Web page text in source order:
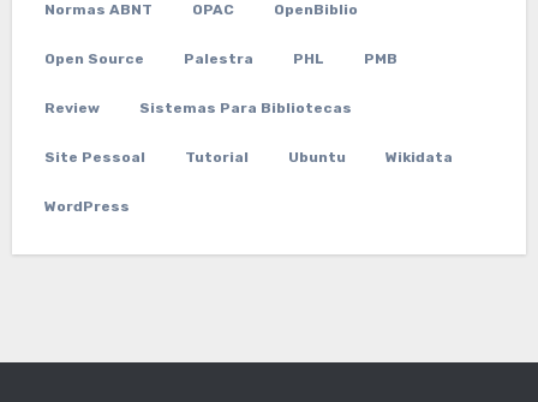
Normas ABNT OPAC OpenBiblio
Open Source Palestra PHL PMB
Review Sistemas Para Bibliotecas
Site Pessoal Tutorial Ubuntu Wikidata
WordPress